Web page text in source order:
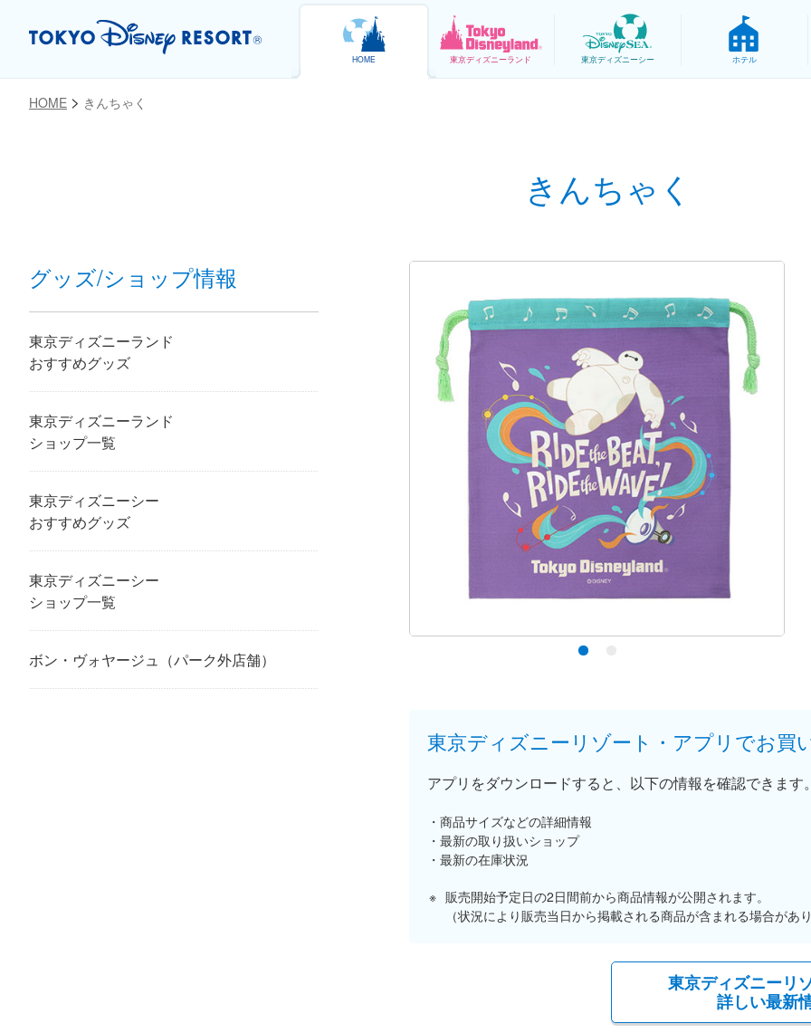
HOME 東京ディズニーランド 東京ディズニーシー ホテル
HOME きんちゃく
きんちゃく
東京ディズニーリゾート・アプリでお買
アプリをダウンロードすると、以下の情報を確認できます
商品サイズなどの詳細情報
最新の取り扱いショップ
最新の在庫状況
販売開始予定日の2日間前から商品情報が公開されます。
（状況により販売当日から掲載される商品が含まれる場合があ
東京ディズニーリ
詳しい最新
グッズ/ショップ情報
東京ディズニーランド
おすすめグッズ
東京ディズニーランド
ショップ一覧
東京ディズニーシー
おすすめグッズ
東京ディズニーシー
ショップ一覧
ボン・ヴォヤージュ（パーク外店舗）